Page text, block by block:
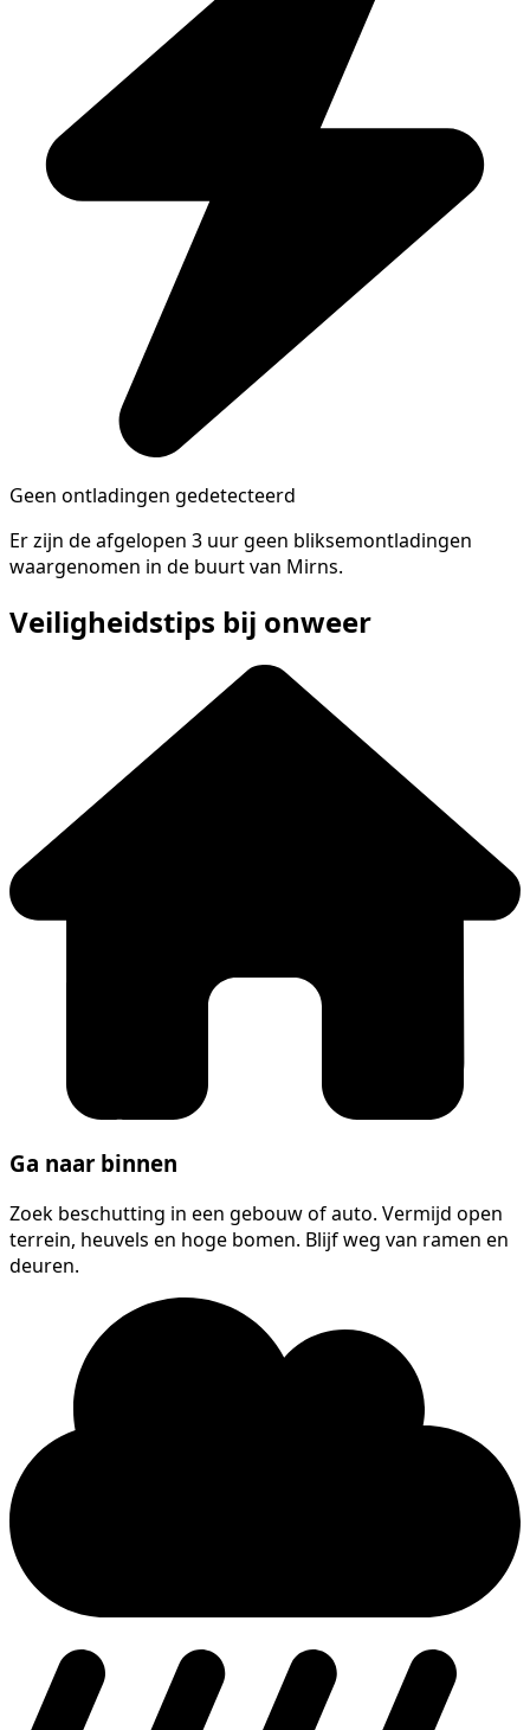
Geen ontladingen gedetecteerd
Er zijn de afgelopen 3 uur geen bliksemontladingen
waargenomen in de buurt van Mirns.
Veiligheidstips bij onweer
Ga naar binnen
Zoek beschutting in een gebouw of auto. Vermijd open
terrein, heuvels en hoge bomen. Blijf weg van ramen en
deuren.